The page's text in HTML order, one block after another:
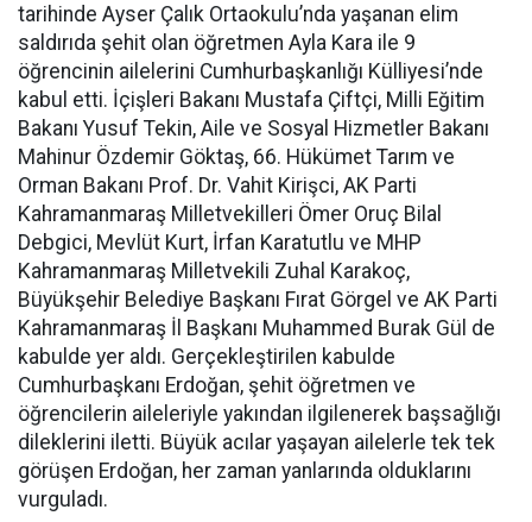
tarihinde Ayser Çalık Ortaokulu’nda yaşanan elim
saldırıda şehit olan öğretmen Ayla Kara ile 9
öğrencinin ailelerini Cumhurbaşkanlığı Külliyesi’nde
kabul etti. İçişleri Bakanı Mustafa Çiftçi, Milli Eğitim
Bakanı Yusuf Tekin, Aile ve Sosyal Hizmetler Bakanı
Mahinur Özdemir Göktaş, 66. Hükümet Tarım ve
Orman Bakanı Prof. Dr. Vahit Kirişci, AK Parti
Kahramanmaraş Milletvekilleri Ömer Oruç Bilal
Debgici, Mevlüt Kurt, İrfan Karatutlu ve MHP
Kahramanmaraş Milletvekili Zuhal Karakoç,
Büyükşehir Belediye Başkanı Fırat Görgel ve AK Parti
Kahramanmaraş İl Başkanı Muhammed Burak Gül de
kabulde yer aldı. Gerçekleştirilen kabulde
Cumhurbaşkanı Erdoğan, şehit öğretmen ve
öğrencilerin aileleriyle yakından ilgilenerek başsağlığı
dileklerini iletti. Büyük acılar yaşayan ailelerle tek tek
görüşen Erdoğan, her zaman yanlarında olduklarını
vurguladı.